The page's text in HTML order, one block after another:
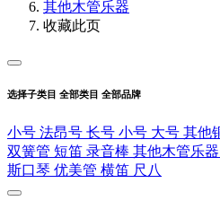
其他木管乐器
收藏此页
选择子类目 全部类目 全部品牌
小号 法昂号 长号 小号 大号 其他
双簧管 短笛 录音棒 其他木管乐器
斯口琴 优美管 横笛 尺八